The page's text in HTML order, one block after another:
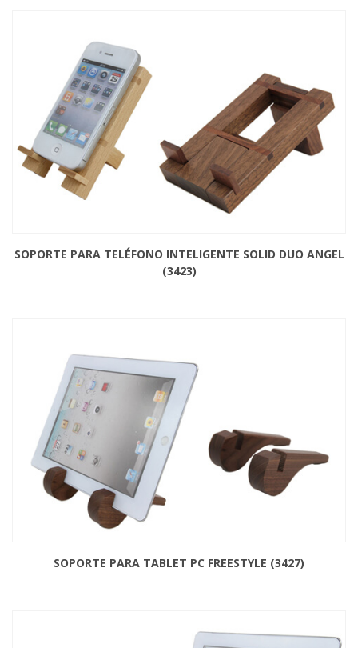
SOPORTE PARA TELÉFONO INTELIGENTE SOLID DUO ANGEL
(3423)
SOPORTE PARA TABLET PC FREESTYLE (3427)